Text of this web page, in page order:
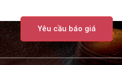
Yêu cầu báo giá